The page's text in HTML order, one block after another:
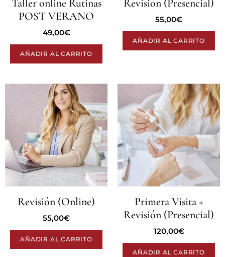
Taller online Rutinas
POST VERANO
49,00€
AÑADIR AL CARRITO
Revisión (Presencial)
55,00€
AÑADIR AL CARRITO
Revisión (Online)
55,00€
AÑADIR AL CARRITO
Primera Visita +
Revisión (Presencial)
120,00€
AÑADIR AL CARRITO